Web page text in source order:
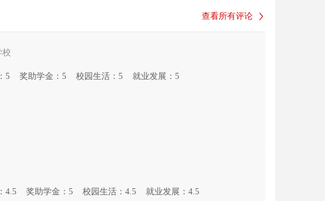
查看所有评论
校
5 奖助学金：5 校园生活：5 就业发展：5
4.5 奖助学金：5 校园生活：4.5 就业发展：4.5